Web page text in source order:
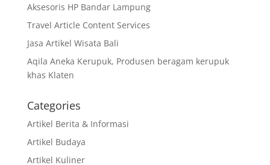
Aksesoris HP Bandar Lampung
Travel Article Content Services
Jasa Artikel Wisata Bali
Aqila Aneka Kerupuk, Produsen beragam kerupuk
khas Klaten
Categories
Artikel Berita & Informasi
Artikel Budaya
Artikel Kuliner